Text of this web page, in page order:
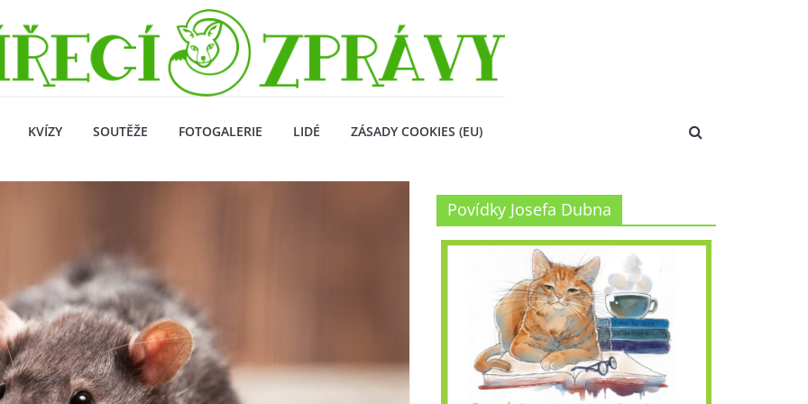
KVÍZY SOUTĚŽE FOTOGALERIE LIDÉ ZÁSADY COOKIES (EU)
Povídky Josefa Dubna